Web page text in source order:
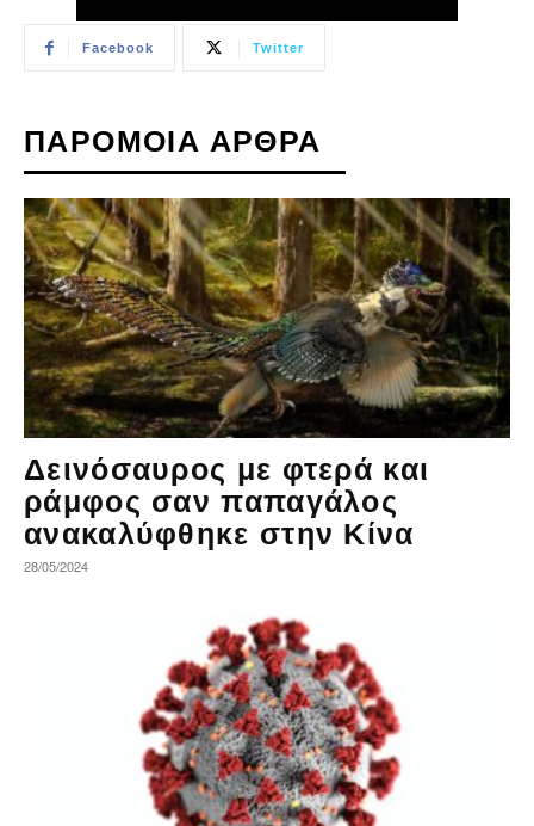
Facebook Twitter
ΠΑΡΟΜΟΙΑ ΑΡΘΡΑ
Δεινόσαυρος με φτερά και
ράμφος σαν παπαγάλος
ανακαλύφθηκε στην Κίνα
28/05/2024